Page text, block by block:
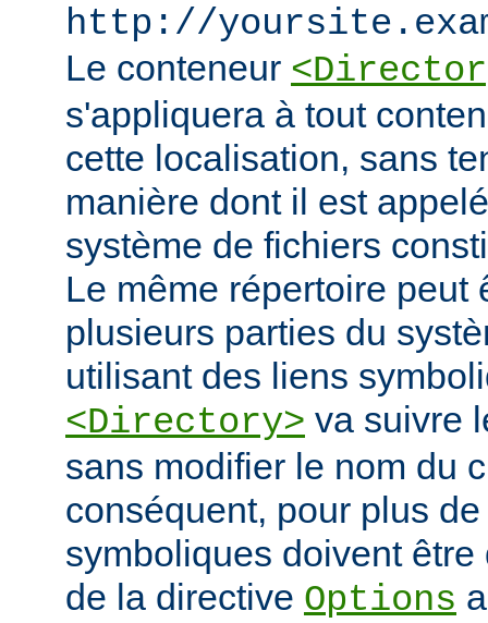
http://
Le conteneur
s'appliquera à tout
cette localisation, sans
manière dont il est
système de fichiers
Le même répertoire peut
plusieurs parties du
utilisant des liens
<Directory> va suivre
sans modifier le nom du
conséquent, pour plus
symboliques doivent
de la directive Options